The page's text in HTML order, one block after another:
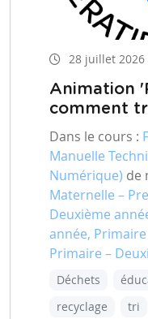
28 juillet 2026
Animation
comment
Dans le cours :
Manuelle
Numérique) de
Maternelle –
Deuxième
année,
Primaire –
Déchets
recyclage
tri